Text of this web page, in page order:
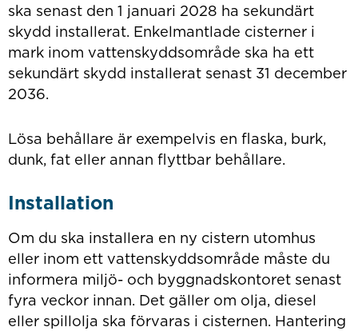
ska senast den 1 januari 2028 ha sekundärt
skydd installerat. Enkelmantlade cisterner i
mark inom vattenskyddsområde ska ha ett
sekundärt skydd installerat senast 31 december
2036.
Lösa behållare är exempelvis en flaska, burk,
dunk, fat eller annan flyttbar behållare.
Installation
Om du ska installera en ny cistern utomhus
eller inom ett vattenskyddsområde måste du
informera miljö- och byggnadskontoret senast
fyra veckor innan. Det gäller om olja, diesel
eller spillolja ska förvaras i cisternen. Hantering